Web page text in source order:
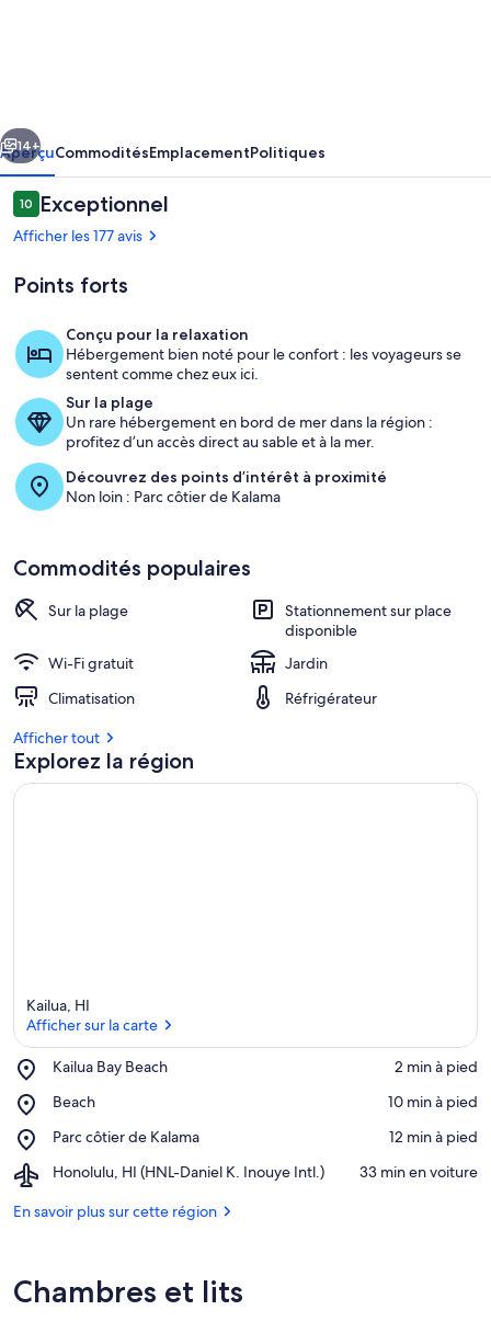
Terrasse/patio
Suivant
14+
AperçuCommoditésEmplacementPolitiques
Avis
1010 sur 10 –
Exceptionnel
Afficher les 177 avis
Points forts
Conçu pour la relaxation
Hébergement bien noté pour le confort : les voyageurs se
sentent comme chez eux ici.
Sur la plage
Un rare hébergement en bord de mer dans la région :
profitez d’un accès direct au sable et à la mer.
Découvrez des points d’intérêt à proximité
Non loin : Parc côtier de Kalama
Commodités populaires
Sur la plage
Stationnement sur place
disponible
Wi-Fi gratuit
Jardin
Climatisation
Réfrigérateur
Afficher tout
Explorez la région
Kailua, HI
Afficher sur la carte
Kailua Bay Beach
Place,
Bay
‪2 min à pied‬
Beach
Place,
‪10 min à pied‬
Parc côtier de Kalama
Place,
côtier
Kalama
‪12 min à pied‬
Honolulu, HI (HNL-Daniel K. Inouye Intl.)
Airport,
HI
Inouye
Intl.)
‪33 min en voiture‬
En savoir plus sur cette région
Chambres et lits